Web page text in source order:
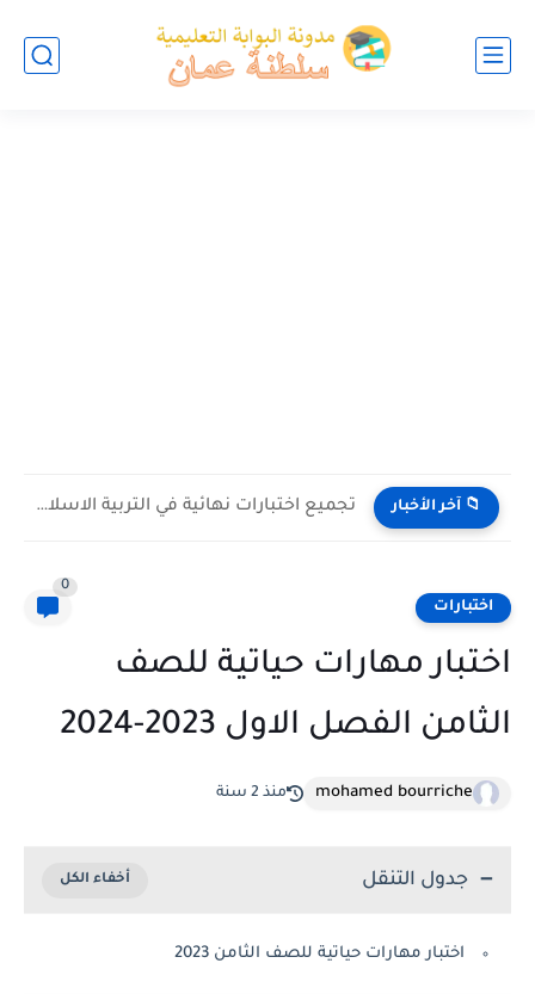
📁 آخر الأخبار تجميع اختبارات نهائية في التربية الاسلامية للصف الخامس الفصل الثاني...
اختبارات
0
اختبار مهارات حياتية للصف
الثامن الفصل الاول 2023-2024
mohamed bourriche منذ 2 سنة
جدول التنقل
اختبار مهارات حياتية للصف الثامن 2023